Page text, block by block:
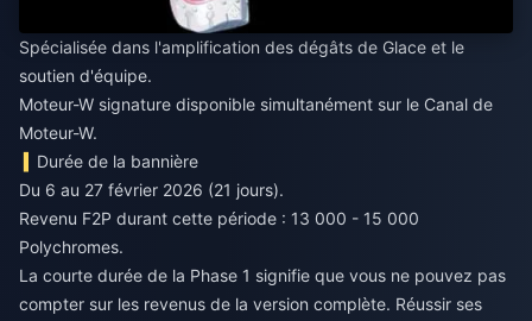
Spécialisée dans l'amplification des dégâts de Glace et le
soutien d'équipe.
Moteur-W signature disponible simultanément sur le Canal de
Moteur-W.
Durée de la bannière
Du 6 au 27 février 2026 (21 jours).
Revenu F2P durant cette période : 13 000 - 15 000
Polychromes.
La courte durée de la Phase 1 signifie que vous ne pouvez pas
compter sur les revenus de la version complète. Réussir ses